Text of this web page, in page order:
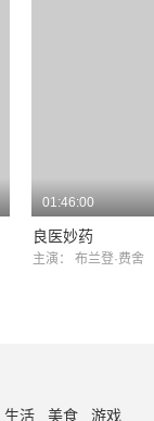
01:46:00
良医妙药
主演： 布兰登·费舍
生活 美食 游戏